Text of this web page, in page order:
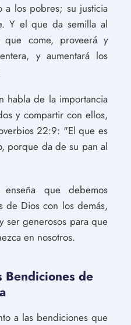
a los pobres; su justicia
Y el que da semilla al
come, proveerá y
y aumentará los
habla de la importancia
y compartir con ellos,
22:9: "El que es
porque da de su pan al
que debemos
de Dios con los demás,
ser generosos para que
en nosotros.
Bendiciones de
a las bendiciones que